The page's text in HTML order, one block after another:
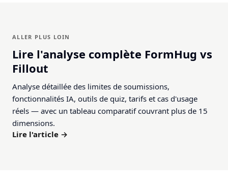
ALLER PLUS LOIN
Lire l'analyse complète FormHug vs
Fillout
Analyse détaillée des limites de soumissions,
fonctionnalités IA, outils de quiz, tarifs et cas d'usage
réels — avec un tableau comparatif couvrant plus de 15
dimensions.
Lire l'article →